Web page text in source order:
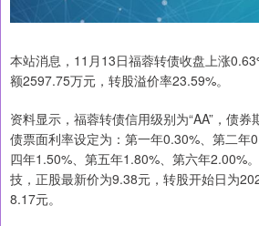
本站消息，11月13日福蓉转债收盘上涨
额2597.75万元，转股溢价率23.59%。
资料显示，福蓉转债信用级别为“AA”，债
债票面利率设定为：第一年0.30%、第二年
四年1.50%、第五年1.80%、第六年2.00%
技，正股最新价为9.38元，转股开始日为
8.17元。